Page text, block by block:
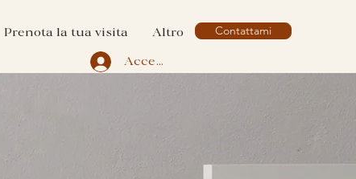
Contattami
Prenota la tua visita Altro
Accedi